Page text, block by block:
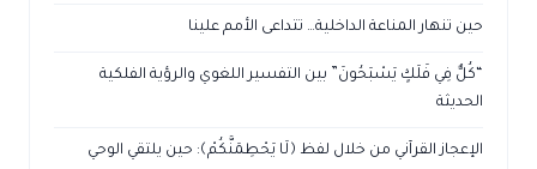
حين تنهار المناعة الداخلية… تتداعى الأمم علينا
“كُلٌّ فِي فَلَكٍ يَسْبَحُونَ” بين التفسير اللغوي والرؤية الفلكية
الحديثة
الإعجاز القرآني من خلال لفظ ﴿لَا يَحْطِمَنَّكُمْ﴾: حين يلتقي الوحي